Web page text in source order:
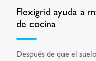
Flexigrid ayuda a
de cocina
Después de que el